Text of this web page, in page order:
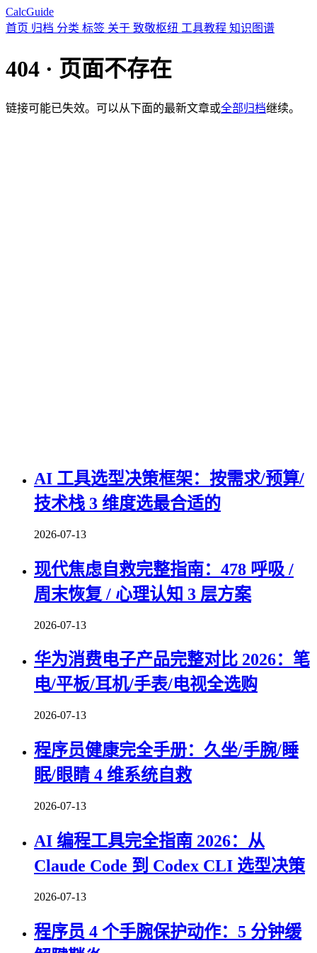
CalcGuide
首页 归档 分类 标签 关于 致敬枢纽 工具教程 知识图谱
404 · 页面不存在
链接可能已失效。可以从下面的最新文章或全部归档继续。
AI 工具选型决策框架：按需求/预算/
技术栈 3 维度选最合适的
2026-07-13
现代焦虑自救完整指南：478 呼吸 /
周末恢复 / 心理认知 3 层方案
2026-07-13
华为消费电子产品完整对比 2026：笔
电/平板/耳机/手表/电视全选购
2026-07-13
程序员健康完全手册：久坐/手腕/睡
眠/眼睛 4 维系统自救
2026-07-13
AI 编程工具完全指南 2026：从
Claude Code 到 Codex CLI 选型决策
2026-07-13
程序员 4 个手腕保护动作：5 分钟缓